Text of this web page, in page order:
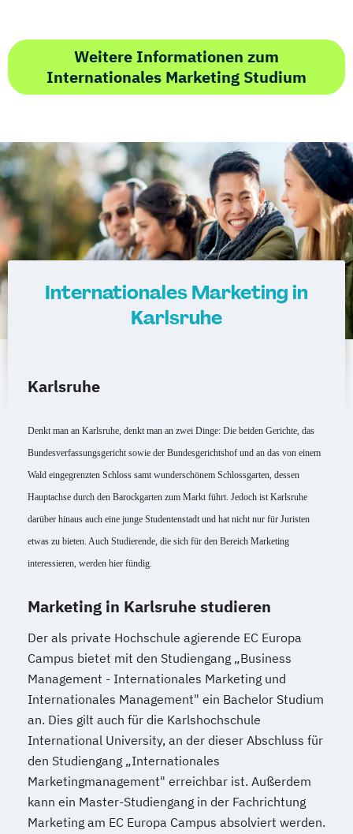
Weitere Informationen zum
Internationales Marketing Studium
Internationales Marketing in
Karlsruhe
Karlsruhe
Denkt man an Karlsruhe, denkt man an zwei Dinge: Die beiden Gerichte, das
Bundesverfassungsgericht sowie der Bundesgerichtshof und an das von einem
Wald eingegrenzten Schloss samt wunderschönem Schlossgarten, dessen
Hauptachse durch den Barockgarten zum Markt führt. Jedoch ist Karlsruhe
darüber hinaus auch eine junge Studentenstadt und hat nicht nur für Juristen
etwas zu bieten. Auch Studierende, die sich für den Bereich Marketing
interessieren, werden hier fündig.
Marketing in Karlsruhe studieren
Der als private Hochschule agierende EC Europa
Campus bietet mit den Studiengang „Business
Management - Internationales Marketing und
Internationales Management" ein Bachelor Studium
an. Dies gilt auch für die Karlshochschule
International University, an der dieser Abschluss für
den Studiengang „Internationales
Marketingmanagement" erreichbar ist. Außerdem
kann ein Master-Studiengang in der Fachrichtung
Marketing am EC Europa Campus absolviert werden.